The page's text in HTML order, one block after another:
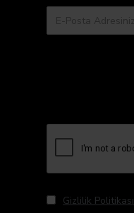
Gizlilik Politikası